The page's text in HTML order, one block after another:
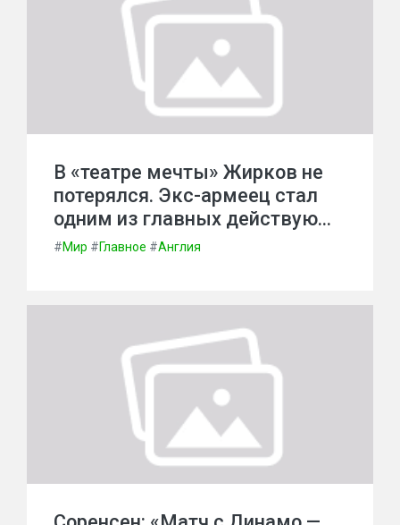
В «театре мечты» Жирков не
потерялся. Экс-армеец стал
одним из главных действую…
#Мир #Главное #Англия